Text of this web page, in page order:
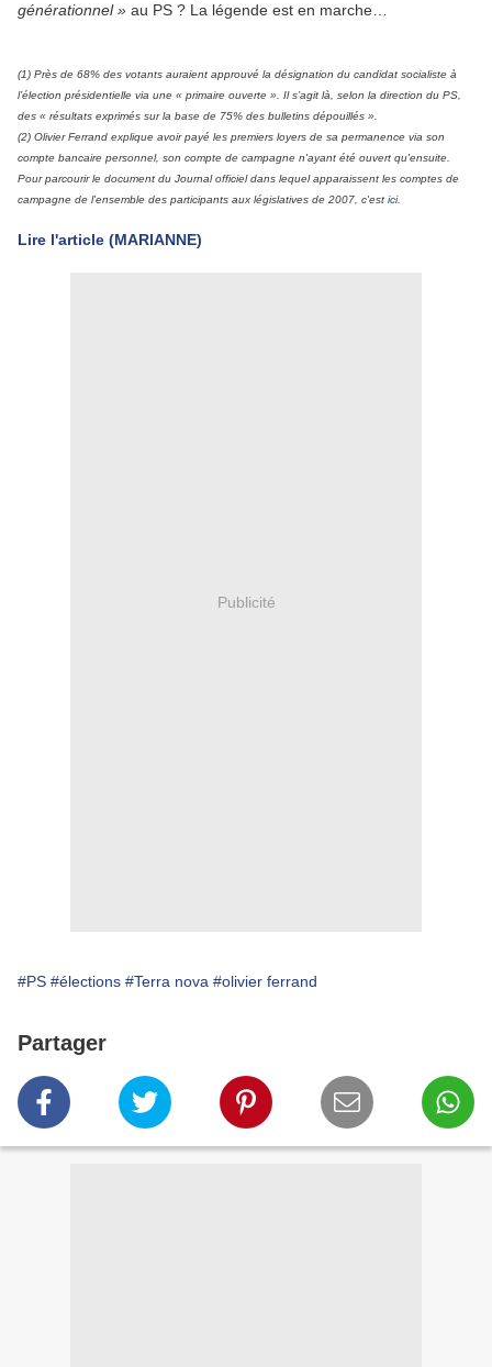
générationnel » au PS ? La légende est en marche…
(1) Près de 68% des votants auraient approuvé la désignation du candidat socialiste à
l’élection présidentielle via une « primaire ouverte » . Il s’agit là, selon la direction du PS,
des « résultats exprimés sur la base de 75% des bulletins dépouillés »
(2) Olivier Ferrand explique avoir payé les premiers loyers de sa permanence via son
compte bancaire personnel, son compte de campagne n'ayant été ouvert qu'ensuite.
Pour parcourir le document du Journal officiel dans lequel apparaissent les comptes de
campagne de l'ensemble des participants aux législatives de 2007, c'est ici.
Lire l'article (MARIANNE)
Publicité
#PS #élections #Terra nova #olivier ferrand
Partager